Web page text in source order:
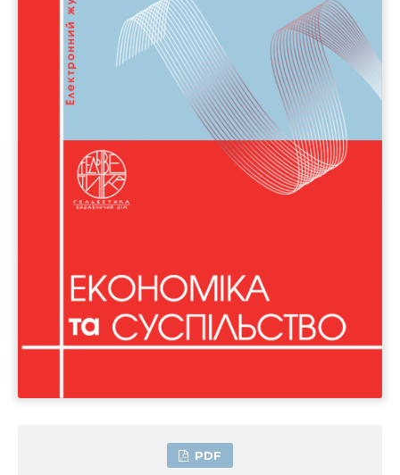
PDF